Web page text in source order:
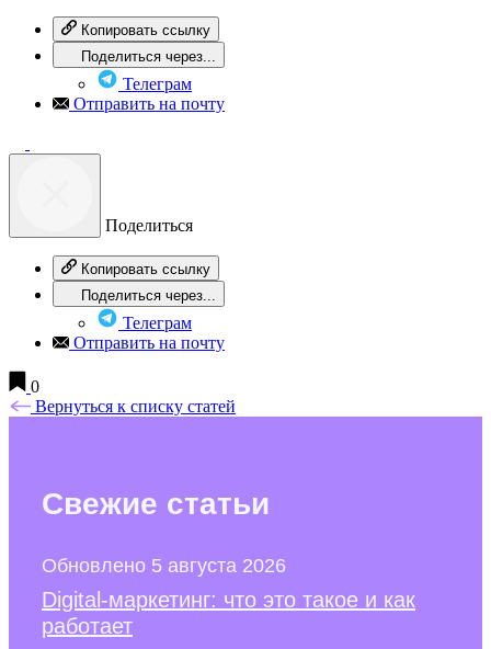
Копировать ссылку
Поделиться через...
Телеграм
Отправить на почту
Поделиться
Копировать ссылку
Поделиться через...
Телеграм
Отправить на почту
0
Вернуться к списку статей
Свежие статьи
Обновлено 5 августа 2026
Digital-маркетинг: что это такое и как
работает